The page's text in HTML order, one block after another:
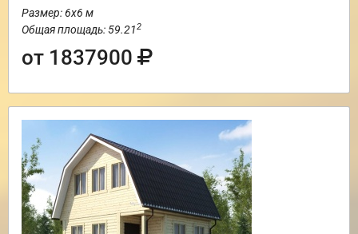
Размер: 6х6 м
Общая площадь: 59.212
от 1837900